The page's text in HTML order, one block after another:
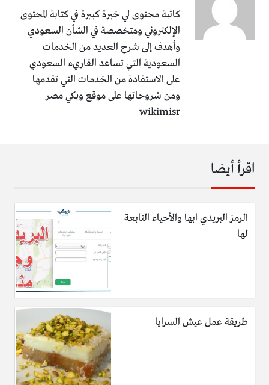
كاتبة محتوى لي خبرة كبيرة في كتابة المحتوى
الإلكتروني ومتخصصة في الشأن السعودي
وأهدف إلى شرح العديد من الخدمات
السعودية التي تساعد القاريء السعودي
على الاستفادة من الخدمات التي تقدمها
ومن شروحاتها على موقع ويكي مصر
wikimisr
اقرأ أيضا
الرمز البريدي ابها والأحياء التابعة
لها
طريقة عمل عيش السرايا